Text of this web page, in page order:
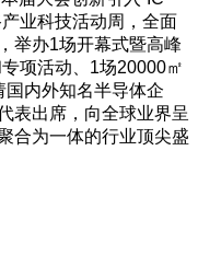
业科技活动周，全面
举办1场开幕式暨高峰
项活动、1场20000㎡
内外知名半导体企
表出席，向全球业界呈
合为一体的行业顶尖盛